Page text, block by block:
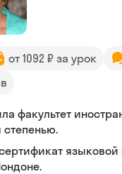
от 1092 ₽ за урок
факультет
степенью.